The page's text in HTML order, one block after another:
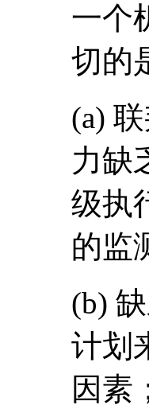
一个
切的
(a)
力缺
级执
的监
(b)
计划
因素